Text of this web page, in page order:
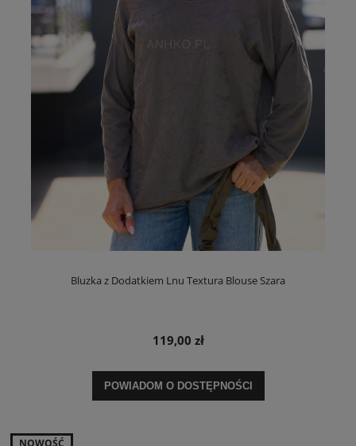
Bluzka z Dodatkiem Lnu Textura Blouse Szara
119,00 zł
POWIADOM O DOSTĘPNOŚCI